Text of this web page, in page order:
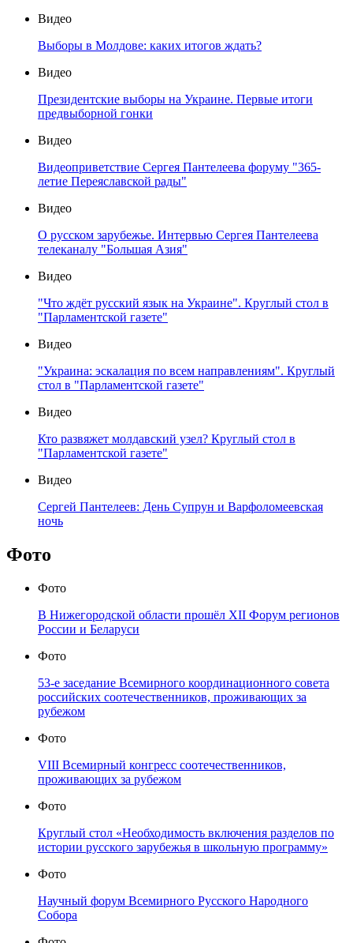
Видео
Выборы в Молдове: каких итогов ждать?
Видео
Президентские выборы на Украине. Первые итоги
предвыборной гонки
Видео
Видеоприветствие Сергея Пантелеева форуму "365-
летие Переяславской рады"
Видео
О русском зарубежье. Интервью Сергея Пантелеева
телеканалу "Большая Азия"
Видео
"Что ждёт русский язык на Украине". Круглый стол в
"Парламентской газете"
Видео
"Украина: эскалация по всем направлениям". Круглый
стол в "Парламентской газете"
Видео
Кто развяжет молдавский узел? Круглый стол в
"Парламентской газете"
Видео
Сергей Пантелеев: День Супрун и Варфоломеевская
ночь
Фото
Фото
В Нижегородской области прошёл XII Форум регионов
России и Беларуси
Фото
53-е заседание Всемирного координационного совета
российских соотечественников, проживающих за
рубежом
Фото
VIII Всемирный конгресс соотечественников,
проживающих за рубежом
Фото
Круглый стол «Необходимость включения разделов по
истории русского зарубежья в школьную программу»
Фото
Научный форум Всемирного Русского Народного
Собора